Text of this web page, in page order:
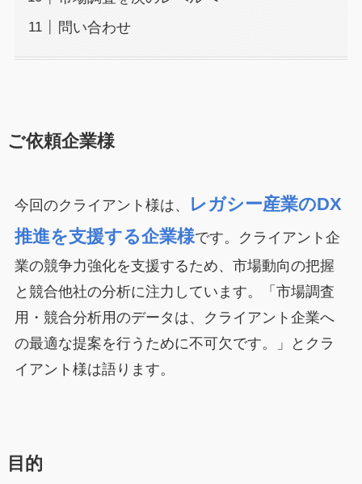
問い合わせ
ご依頼企業様
今回のクライアント様は、
レガシー産業のDX
推進を支援する企業様です。クライアント企
業の競争力強化を支援するため、市場動向の把握
と競合他社の分析に注力しています。「市場調査
用・競合分析用のデータは、クライアント企業へ
の最適な提案を行うために不可欠です。」とクラ
イアント様は語ります。
目的